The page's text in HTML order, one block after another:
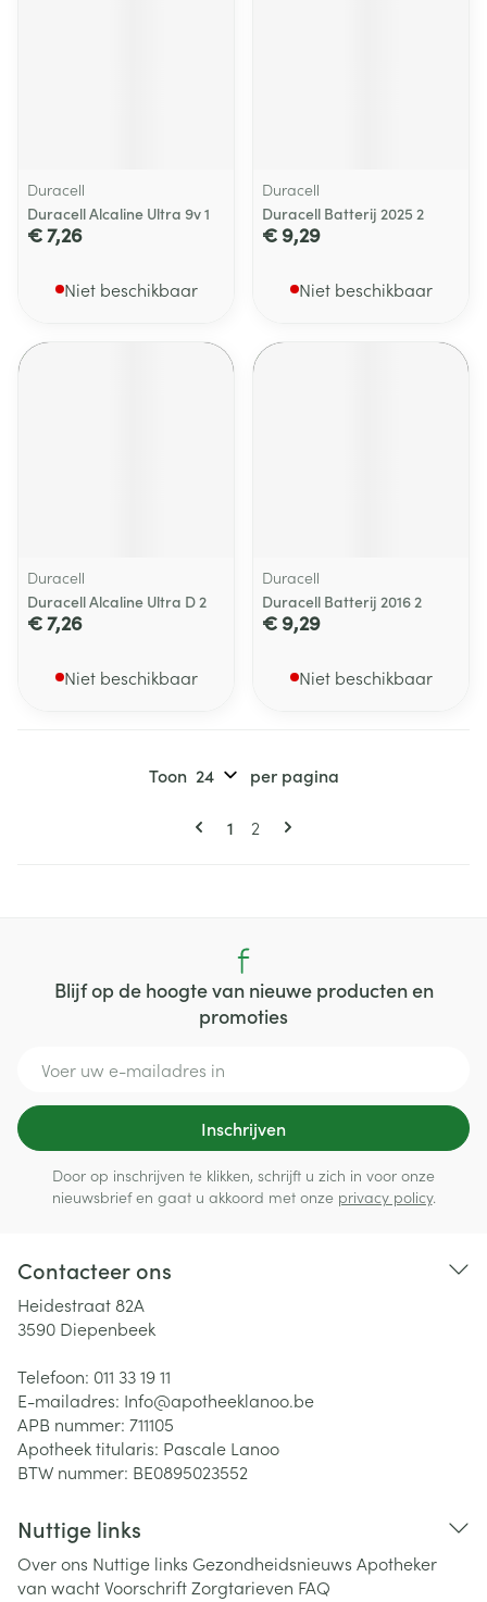
Duracell
Duracell Alcaline Ultra 9v 1
€ 7,26
Niet beschikbaar
Duracell
Duracell Batterij 2025 2
€ 9,29
Niet beschikbaar
Duracell
Duracell Alcaline Ultra D 2
€ 7,26
Niet beschikbaar
Duracell
Duracell Batterij 2016 2
€ 9,29
Niet beschikbaar
Pagina's
U lees momenteel pagina
1 Pagina
2
Toon per pagina
Blijf op de hoogte van nieuwe producten en
promoties
Inschrijven
Door op inschrijven te klikken, schrijft u zich in voor onze
nieuwsbrief en gaat u akkoord met onze privacy policy.
Contacteer ons
Heidestraat 82A
3590 Diepenbeek
Telefoon: 011 33 19 11
E-mailadres: Info@apotheeklanoo.be
APB nummer: 711105
Apotheek titularis: Pascale Lanoo
BTW nummer: BE0895023552
Nuttige links
Over ons Nuttige links Gezondheidsnieuws Apotheker
van wachtVoorschriftZorgtarieven FAQ